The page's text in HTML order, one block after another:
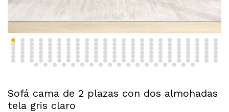
Sofá cama de 2 plazas con dos almohadas
tela gris claro